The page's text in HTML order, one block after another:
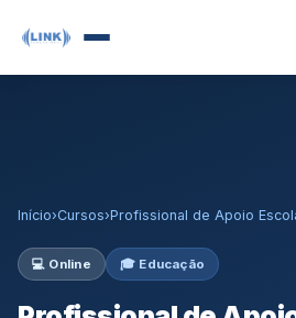
Início›Cursos›Profissional de Apoio
💻 Online 🎓 Educação